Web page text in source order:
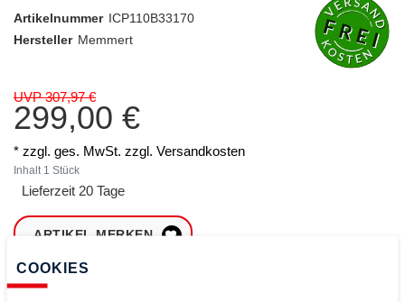
Artikelnummer ICP110B33170
Hersteller Memmert
UVP 307,97 €
299,00 €
* zzgl. ges. MwSt. zzgl. Versandkosten
Inhalt 1 Stück
Lieferzeit 20 Tage
ARTIKEL MERKEN
COOKIES